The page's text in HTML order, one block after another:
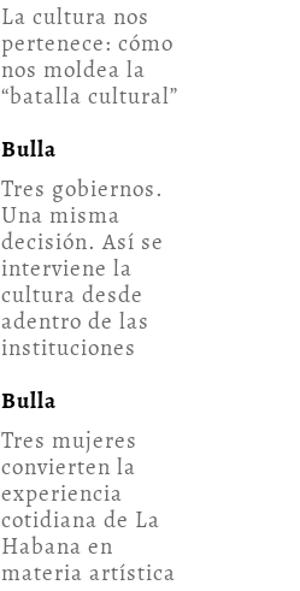
La cultura nos
pertenece: cómo
nos moldea la
“batalla cultural”
Bulla
Tres gobiernos.
Una misma
decisión. Así se
interviene la
cultura desde
adentro de las
instituciones
Bulla
Tres mujeres
convierten la
experiencia
cotidiana de La
Habana en
materia artística